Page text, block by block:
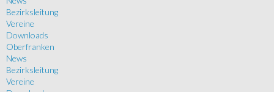
Bezirksleitung
Vereine
Downloads
Oberfranken
News
Bezirksleitung
Vereine